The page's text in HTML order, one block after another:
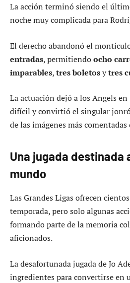
La acción terminó siendo el
noche muy complicada para
El derecho abandonó el
entradas, permitiendoocho
imparables,tres boletosytres
La actuación dejó a los Angels
difícil y convirtió el singular
de las imágenes más
Una jugada destinada
mundo
Las Grandes Ligas ofrecen
temporada, pero solo algunas
formando parte de la memoria
aficionados.
La desafortunada jugada de Jo
ingredientes para convertirse en